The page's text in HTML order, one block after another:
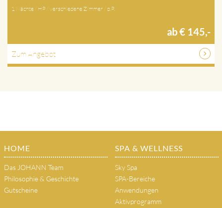
1 Nächte / HP / verschiedene Zimmer / p.P.
ab € 145,-
Zum Angebot
HOME
Das JOHANN Team
Philosophie & Geschichte
Gutscheine
SPA & WELLNESS
Sky Spa
SPA-Bereiche
Anwendungen
Aktivprogramm